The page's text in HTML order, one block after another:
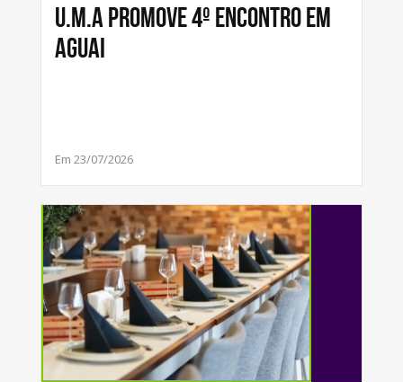
U.M.A promove 4º encontro em
Aguai
Em 23/07/2026